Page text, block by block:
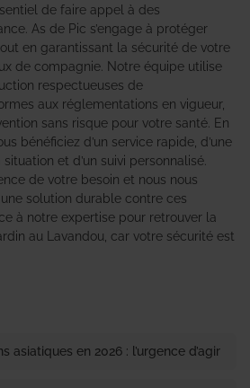
de faire appel à des
As de Pic s’engage à protéger
en garantissant la sécurité de votre
de compagnie. Notre équipe utilise
respectueuses de
aux réglementations en vigueur,
sans risque pour votre santé. En
bénéficiez d’un service rapide, d’une
et d’un suivi personnalisé.
de votre besoin et nous nous
solution durable contre ces
à notre expertise pour retrouver la
au Lavandou, car votre sécurité est
asiatiques en 2026 : l’urgence d’agir